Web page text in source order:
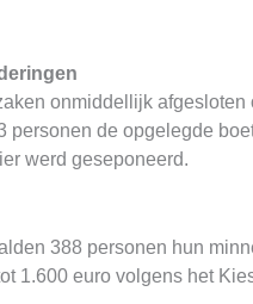
onmiddellijk
personen de opgelegde
werd geseponeerd.
388 personen hun
1.600 euro volgens het